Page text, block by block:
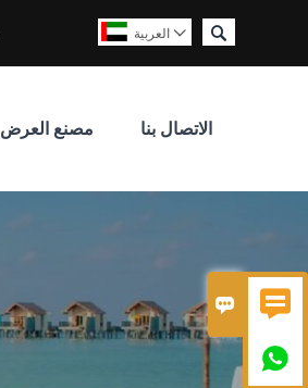
 

 العربية 
مصنع العرض الاتصال بنا